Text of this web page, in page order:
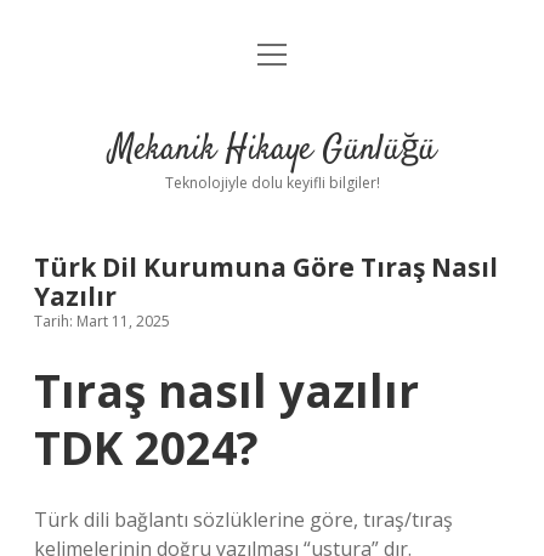
Anasayfa
Yasal Uyarı
menüyü
Mekanik Hikaye Günlüğü
Teknolojiyle dolu keyifli bilgiler!
Türk Dil Kurumuna Göre Tıraş Nasıl
Yazılır
Tarih: Mart 11, 2025
Tıraş nasıl yazılır
TDK 2024?
Türk dili bağlantı sözlüklerine göre, tıraş/tıraş
kelimelerinin doğru yazılması “ustura” dır.